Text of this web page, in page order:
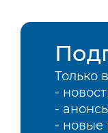
Только
-
-
- новые